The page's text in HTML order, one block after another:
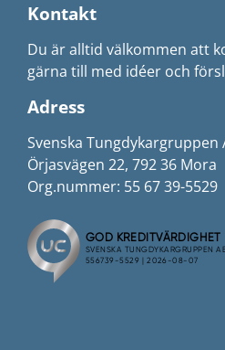
Kontakt
Du är alltid välkommen att
gärna till med idéer och
Adress
Svenska Tungdykargruppen
Örjasvägen 22, 792 36 Mora
Org.nummer: 55 67 39-5529